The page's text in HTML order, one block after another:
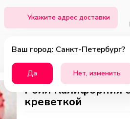
Укажите адрес доставки
Ваш город: Санкт-Петербург?
Да Нет, изменить
Ролл Калифорния
креветкой